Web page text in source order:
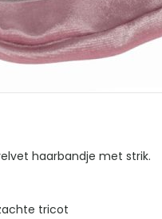
haarbandje met strik.
tricot